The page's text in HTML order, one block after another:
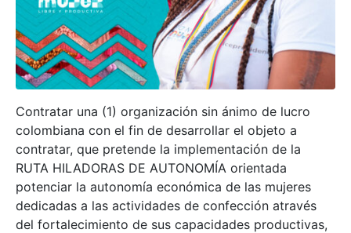
Contratar una (1) organización sin ánimo de lucro
colombiana con el fin de desarrollar el objeto a
contratar, que pretende la implementación de la
RUTA HILADORAS DE AUTONOMÍA orientada
potenciar la autonomía económica de las mujeres
dedicadas a las actividades de confección através
del fortalecimiento de sus capacidades productivas,